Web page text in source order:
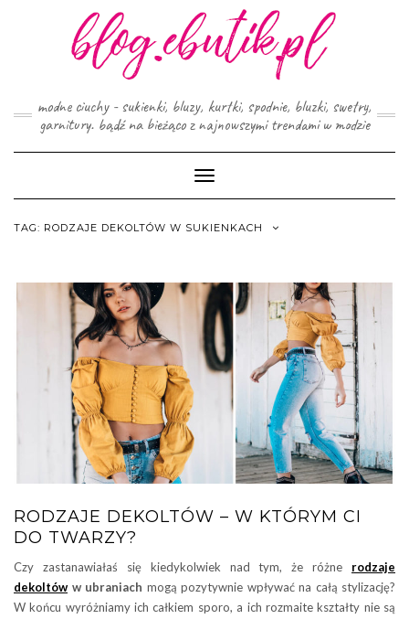
modne ciuchy - sukienki, bluzy, kurtki, spodnie, bluzki, swetry,
garnitury. bądź na bieżąco z najnowszymi trendami w modzie
Toggle
Navigation
TAG: RODZAJE DEKOLTÓW W SUKIENKACH
RODZAJE DEKOLTÓW – W KTÓRYM CI
DO TWARZY?
Czy zastanawiałaś się kiedykolwiek nad tym, że różne rodzaje
dekoltów w ubraniach mogą pozytywnie wpływać na całą stylizację?
W końcu wyróżniamy ich całkiem sporo, a ich rozmaite kształty nie są